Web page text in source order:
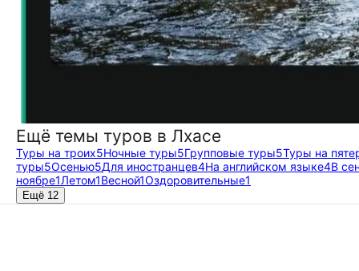
Ещё темы туров в Лхасе
Туры на троих5Ночные туры5Групповые туры5Туры на
туры5Осенью5Для иностранцев4На английском языке4В
ноябре1Летом1Весной1Оздоровительные1
Ещё 12